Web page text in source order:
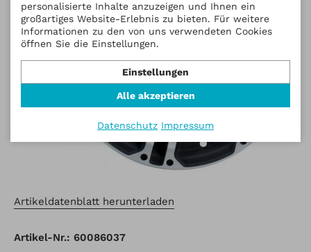
Artikeldatenblatt herunterladen
Artikel-Nr.: 60086037
personalisierte Inhalte anzuzeigen und Ihnen ein
großartiges Website-Erlebnis zu bieten. Für weitere
Informationen zu den von uns verwendeten Cookies
öffnen Sie die Einstellungen.
Einstellungen
Alle akzeptieren
Datenschutz Impressum